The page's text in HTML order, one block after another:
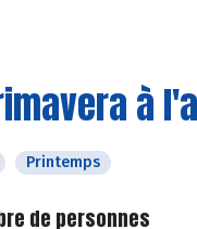
à
Printemps
de personnes